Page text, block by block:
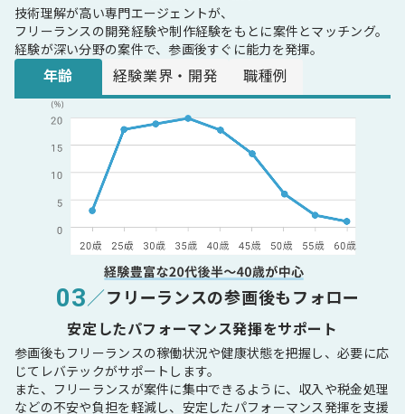
技術理解が高い専門エージェントが、
フリーランスの開発経験や制作経験をもとに案件とマッチング。
経験が深い分野の案件で、参画後すぐに能力を発揮。
年齢 経験業界・開発 職種例
03 ／フリーランスの参画後もフォロー
安定したパフォーマンス発揮をサポート
参画後もフリーランスの稼働状況や健康状態を把握し、必要に応
じてレバテックがサポートします。
また、フリーランスが案件に集中できるように、収入や税金処理
などの不安や負担を軽減し、安定したパフォーマンス発揮を支援